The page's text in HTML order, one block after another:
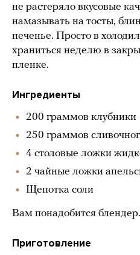
не растеряло вкусовые
намазывать на тосты,
печенье. Просто в
храниться неделю в
пленке.
Ингредиенты
200 граммов клубники
250 граммов
4 столовые ложки
2 чайные ложки
Щепотка соли
Вам понадобится блендер.
Приготовление